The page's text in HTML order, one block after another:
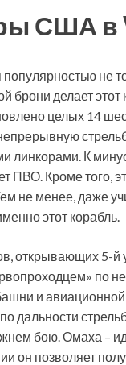
США в
популярностью не
брони делает
целых 14
линкорами. К
ПВО. Кроме того,
не менее, даже
этот корабль.
открывающих 5-й
по
и авиационной
дальности
бою. Омаха –
он позволяет